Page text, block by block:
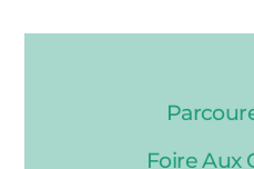
Foire Aux